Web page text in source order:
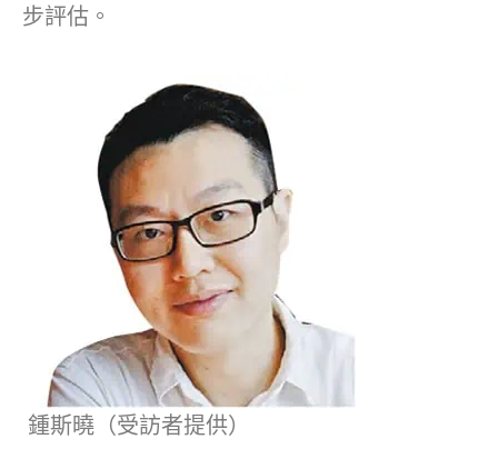
步評估。
鍾斯曉（受訪者提供）